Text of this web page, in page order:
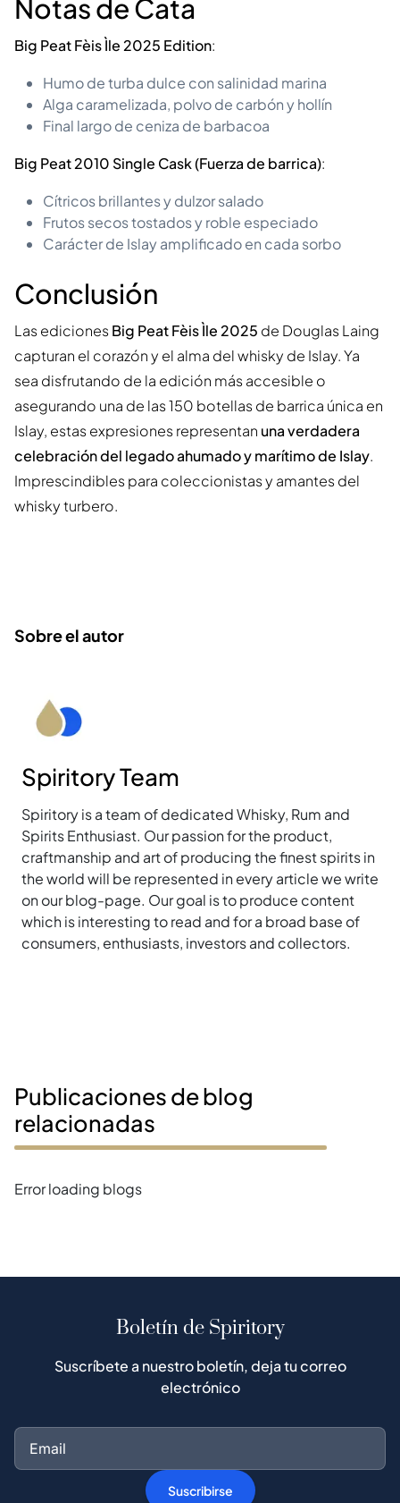
Notas de Cata
Big Peat Fèis Ìle 2025 Edition:
Humo de turba dulce con salinidad marina
Alga caramelizada, polvo de carbón y hollín
Final largo de ceniza de barbacoa
Big Peat 2010 Single Cask (Fuerza de barrica):
Cítricos brillantes y dulzor salado
Frutos secos tostados y roble especiado
Carácter de Islay amplificado en cada sorbo
Conclusión
Las edicionesBig Peat Fèis Ìle 2025 de Douglas Laing
capturan el corazón y el alma del whisky de Islay. Ya
sea disfrutando de la edición más accesible o
asegurando una de las 150 botellas de barrica única en
Islay, estas expresiones representan una verdadera
celebración del legado ahumado y marítimo de Islay.
Imprescindibles para coleccionistas y amantes del
whisky turbero.
Sobre el autor
Spiritory Team
Spiritory is a team of dedicated Whisky, Rum and
Spirits Enthusiast. Our passion for the product,
craftmanship and art of producing the finest spirits in
the world will be represented in every article we write
on our blog-page. Our goal is to produce content
which is interesting to read and for a broad base of
consumers, enthusiasts, investors and collectors.
Publicaciones de blog
relacionadas
Error loading blogs
Boletín de Spiritory
Suscríbete a nuestro boletín, deja tu correo
electrónico
Suscribirse